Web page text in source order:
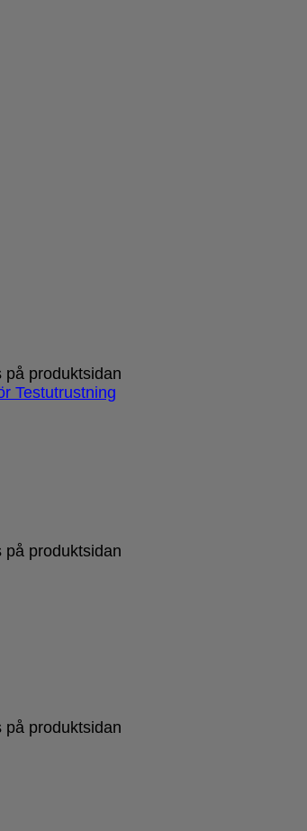
på produktsidan
på produktsidan
på produktsidan